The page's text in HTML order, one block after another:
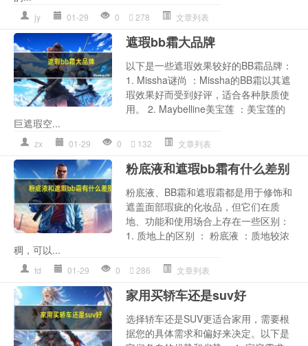
jy 01-29 0 278 文章列表
遮瑕bb霜大品牌
以下是一些遮瑕效果较好的BB霜品牌：
1. Missha谜尚 ：Missha的BB霜以其遮
瑕效果好而受到好评，适合各种肤质使
用。 2. Maybelline美宝莲 ：美宝莲的
巨遮瑕空...
zx 01-29 0 132 文章列表
粉底液和遮瑕bb霜有什么差别
粉底液、BB霜和遮瑕霜都是用于修饰和
遮盖面部瑕疵的化妆品，但它们在质
地、功能和使用场合上存在一些区别：
1. 质地上的区别 ： 粉底液 ：质地较浓
稠，可以...
fd 01-29 0 286 文章列表
家用买轿车还是suv好
选择轿车还是SUV更适合家用，需要根
据您的具体需求和偏好来决定。以下是